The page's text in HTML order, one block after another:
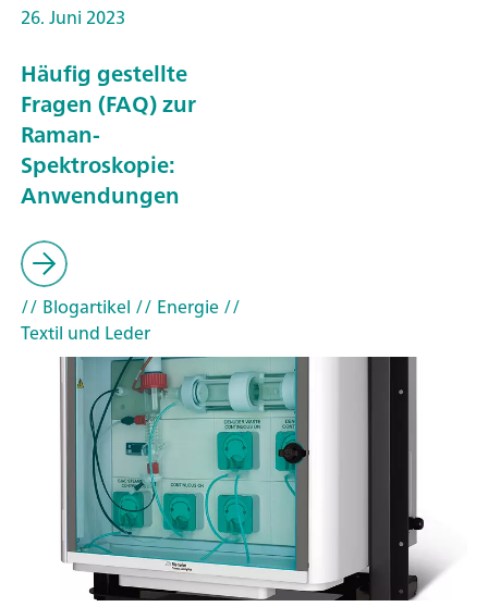
26. Juni 2023
Häufig gestellte
Fragen (FAQ) zur
Raman-
Spektroskopie:
Anwendungen
// Blogartikel // Energie//
Textil und Leder